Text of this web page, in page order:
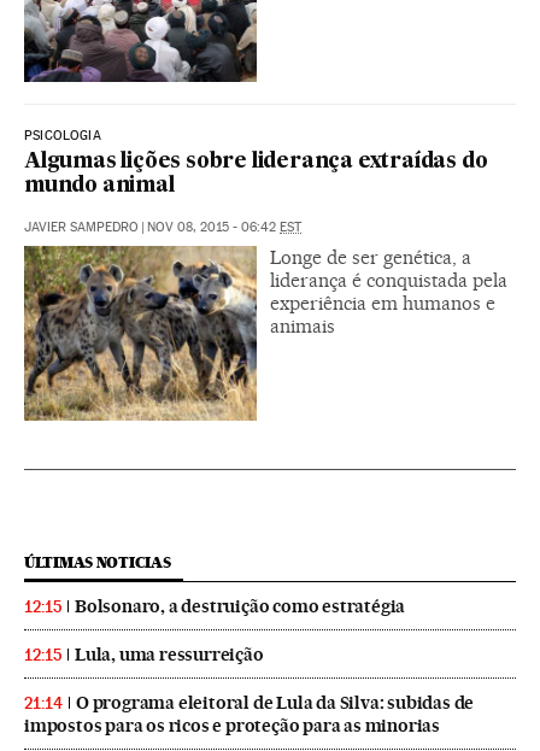
PSICOLOGIA
Algumas lições sobre liderança extraídas do
mundo animal
JAVIER SAMPEDRO | NOV 08, 2015 - 06:42 EST
Longe de ser genética, a
liderança é conquistada pela
experiência em humanos e
animais
ÚLTIMAS NOTICIAS
12:15 Bolsonaro, a destruição como estratégia
12:15 Lula, uma ressurreição
21:14
O programa eleitoral de Lula da Silva: subidas de
impostos para os ricos e proteção para as minorias